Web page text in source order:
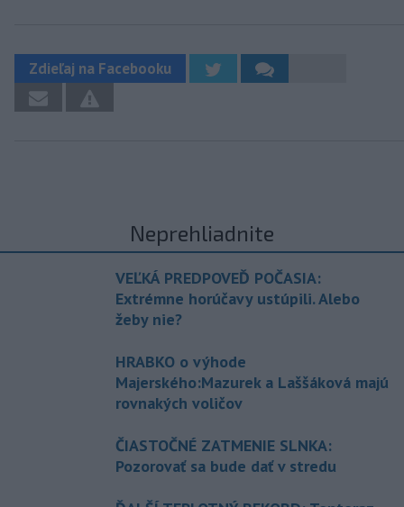
Zdieľaj na Facebooku
Neprehliadnite
VEĽKÁ PREDPOVEĎ POČASIA:
Extrémne horúčavy ustúpili. Alebo
žeby nie?
HRABKO o výhode
Majerského:Mazurek a Laššáková majú
rovnakých voličov
ČIASTOČNÉ ZATMENIE SLNKA:
Pozorovať sa bude dať v stredu